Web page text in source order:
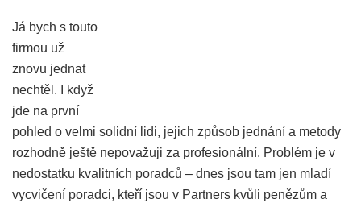
Já bych s touto
firmou už
znovu jednat
nechtěl. I když
jde na první
pohled o velmi solidní lidi, jejich způsob jednání a metody
rozhodně ještě nepovažuji za profesionální. Problém je v
nedostatku kvalitních poradců – dnes jsou tam jen mladí
vycvičení poradci, kteří jsou v Partners kvůli penězům a